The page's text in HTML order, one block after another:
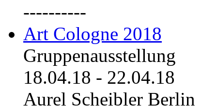
----------
Art Cologne 2018
Gruppenausstellung
18.04.18 - 22.04.18
Aurel Scheibler Berlin